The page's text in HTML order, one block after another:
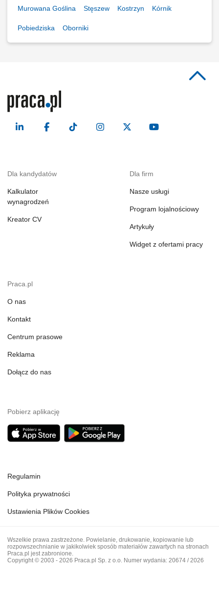
Murowana Goślina Stęszew Kostrzyn Kórnik
Pobiedziska Oborniki
Dla kandydatów
Kalkulator
wynagrodzeń
Kreator CV
Dla firm
Nasze usługi
Program lojalnościowy
Artykuły
Widget z ofertami pracy
Praca.pl
O nas
Kontakt
Centrum prasowe
Reklama
Dołącz do nas
Pobierz aplikację
Regulamin
Polityka prywatności
Ustawienia Plików Cookies
Wszelkie prawa zastrzeżone. Powielanie, drukowanie, kopiowanie lub
rozpowszechnianie w jakikolwiek sposób materiałów zawartych na stronach
Praca.pl jest zabronione.
Copyright © 2003 - 2026 Praca.pl Sp. z o.o. Numer wydania: 20674 / 2026